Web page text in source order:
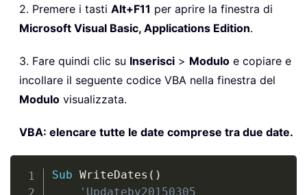
2. Premere i tasti Alt+F11 per aprire la finestra di
Microsoft Visual Basic, Applications Edition.
3. Fare quindi clic su Inserisci > Modulo e copiare e
incollare il seguente codice VBA nella finestra del
Modulo visualizzata.
VBA: elencare tutte le date comprese tra due date.
Sub WriteDates ( )
'Updateby20150305